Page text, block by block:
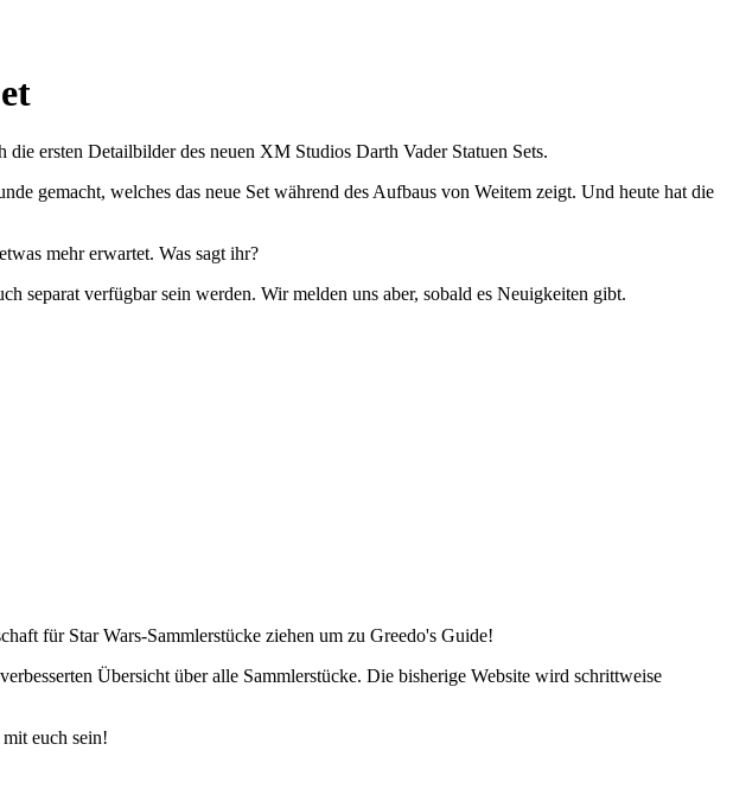
ersten Detailbilder des neuen XM Studios Darth Vader Statuen Sets.
gemacht, welches das neue Set während des Aufbaus von Weitem zeigt. Und heute hat die
etwas mehr erwartet. Was sagt ihr?
separat verfügbar sein werden. Wir melden uns aber, sobald es Neuigkeiten gibt.
für Star Wars-Sammlerstücke ziehen um zu Greedo's Guide!
Übersicht über alle Sammlerstücke. Die bisherige Website wird schrittweise
euch sein!